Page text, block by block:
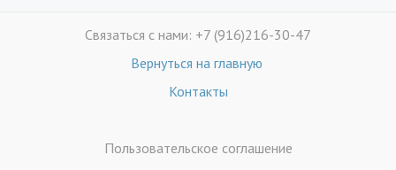
Связаться с нами: +7 (916)216-30-47
Вернуться на главную
Контакты
Пользовательское соглашение